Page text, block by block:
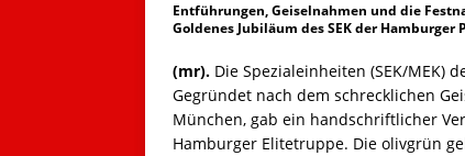
Entführungen, Geiselnahmen und die
Goldenes Jubiläum des SEK der Hamburger
(mr). Die Spezialeinheiten (SEK/MEK)
Gegründet nach dem schrecklichen
München, gab ein handschriftlicher
Hamburger Elitetruppe. Die olivgrün